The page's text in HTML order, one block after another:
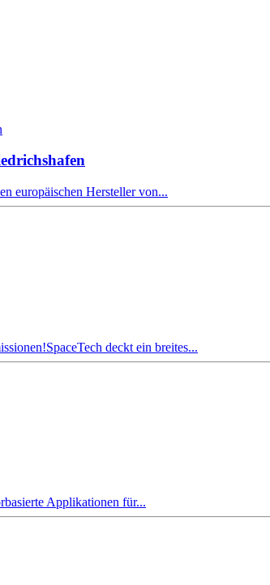
europäischen Hersteller von...
deckt ein breites...
Applikationen für...